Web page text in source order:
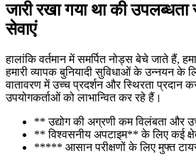
जारी रखा गया था की
सेवाएं
हालांकि वर्तमान में समर्पित नोड्स बेचे जाते हैं,
हमारी व्यापक बुनियादी सुविधाओं के उन्नयन के
वातावरण में उच्च प्रदर्शन और स्थिरता प्रदान
उपयोगकर्ताओं को लाभान्वित कर रहे हैं।
** उद्योग की अग्रणी कम विलंबता और
** विश्वसनीय अपटाइम** के लिए कई
***** आसान परीक्षणों के लिए मुफ्त